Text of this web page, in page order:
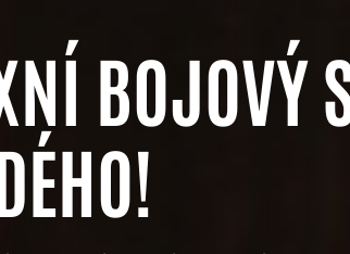
BOJOVÝ